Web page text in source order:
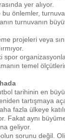
yer alıyor.
önlemler,
turnuvanın
projeleri veya
spor
temel
tarihinin en
tartışmaya
fazla ülkeye
Fakat aynı
geliyor.
sorunu değil.